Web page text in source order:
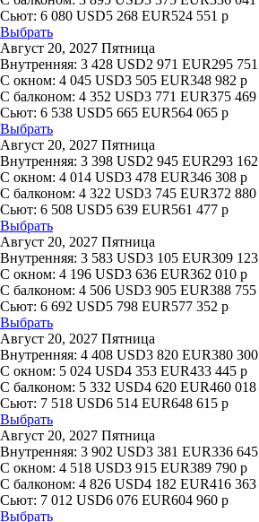
Сьют: 6 080 USD5 268 EUR524 551 р
Выбрать
Август 20, 2027 Пятница
Внутренняя: 3 428 USD2 971 EUR295 751
С окном: 4 045 USD3 505 EUR348 982 р
С балконом: 4 352 USD3 771 EUR375 469
Сьют: 6 538 USD5 665 EUR564 065 р
Выбрать
Август 20, 2027 Пятница
Внутренняя: 3 398 USD2 945 EUR293 162
С окном: 4 014 USD3 478 EUR346 308 р
С балконом: 4 322 USD3 745 EUR372 880
Сьют: 6 508 USD5 639 EUR561 477 р
Выбрать
Август 20, 2027 Пятница
Внутренняя: 3 583 USD3 105 EUR309 123
С окном: 4 196 USD3 636 EUR362 010 р
С балконом: 4 506 USD3 905 EUR388 755
Сьют: 6 692 USD5 798 EUR577 352 р
Выбрать
Август 20, 2027 Пятница
Внутренняя: 4 408 USD3 820 EUR380 300
С окном: 5 024 USD4 353 EUR433 445 р
С балконом: 5 332 USD4 620 EUR460 018
Сьют: 7 518 USD6 514 EUR648 615 р
Выбрать
Август 20, 2027 Пятница
Внутренняя: 3 902 USD3 381 EUR336 645
С окном: 4 518 USD3 915 EUR389 790 р
С балконом: 4 826 USD4 182 EUR416 363
Сьют: 7 012 USD6 076 EUR604 960 р
Выбрать